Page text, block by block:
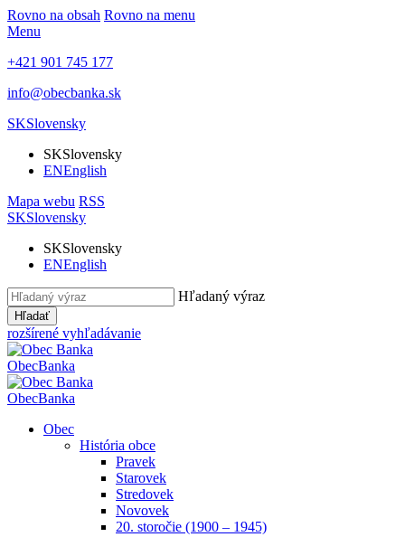
Rovno na obsah Rovno na menu
Menu
+421 901 745 177
info@obecbanka.sk
SKSlovensky
SKSlovensky
ENEnglish
Mapa webu RSS
SKSlovensky
SKSlovensky
ENEnglish
Hľadaný výraz
Hľadať
rozšírené vyhľadávanie
ObecBanka
ObecBanka
Obec
História obce
Pravek
Starovek
Stredovek
Novovek
20. storočie (1900 – 1945)